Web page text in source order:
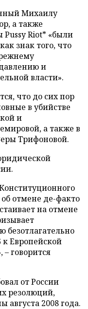
Михаилу
а также
Pussy Riot* «были
знак того, что
и
власти».
что до сих пор
в убийстве
и
а также в
Трифоновой.
об отмене де-факто
на отмене
безотлагательно
Европейской
–говорится
от России
резолюций,
августа 2008 года.